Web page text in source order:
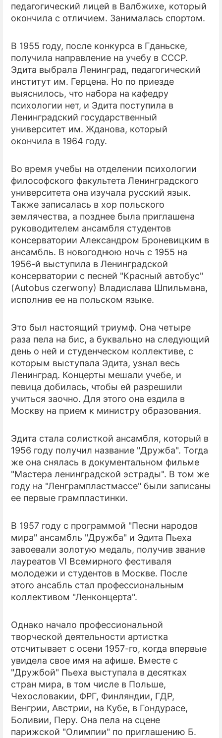
педагогический лицей в Валбжихе, который
окончила с отличием. Занималась спортом.
В 1955 году, после конкурса в Гданьске,
получила направление на учебу в СССР.
Эдита выбрала Ленинград, педагогический
институт им. Герцена. Но по приезде
выяснилось, что набора на кафедру
психологии нет, и Эдита поступила в
Ленинградский государственный
университет им. Жданова, который
окончила в 1964 году.
Во время учебы на отделении психологии
философского факультета Ленинградского
университета она изучала русский язык.
Также записалась в хор польского
землячества, а позднее была приглашена
руководителем ансамбля студентов
консерватории Александром Броневицким в
ансамбль. В новогоднюю ночь с 1955 на
1956-й выступила в Ленинградской
консерватории с песней "Красный автобус"
(Autobus czerwony) Владислава Шпильмана,
исполнив ее на польском языке.
Это был настоящий триумф. Она четыре
раза пела на бис, а буквально на следующий
день о ней и студенческом коллективе, с
которым выступала Эдита, узнал весь
Ленинград. Концерты мешали учебе, и
певица добилась, чтобы ей разрешили
учиться заочно. Для этого она ездила в
Москву на прием к министру образования.
Эдита стала солисткой ансамбля, который в
1956 году получил название "Дружба". Тогда
же она снялась в документальном фильме
"Мастера ленинградской эстрады". В том же
году на "Ленгрампластмассе" были записаны
ее первые грампластинки.
В 1957 году с программой "Песни народов
мира" ансамбль "Дружба" и Эдита Пьеха
завоевали золотую медаль, получив звание
лауреатов VI Всемирного фестиваля
молодежи и студентов в Москве. После
этого ансабль стал профессиональным
коллективом "Ленконцерта".
Однако начало профессиональной
творческой деятельности артистка
отсчитывает с осени 1957-го, когда впервые
увидела свое имя на афише. Вместе с
"Дружбой" Пьеха выступала в десятках
стран мира, в том числе в Польше,
Чехословакии, ФРГ, Финляндии, ГДР,
Венгрии, Австрии, на Кубе, в Гондурасе,
Боливии, Перу. Она пела на сцене
парижской "Олимпии" по приглашению Б.